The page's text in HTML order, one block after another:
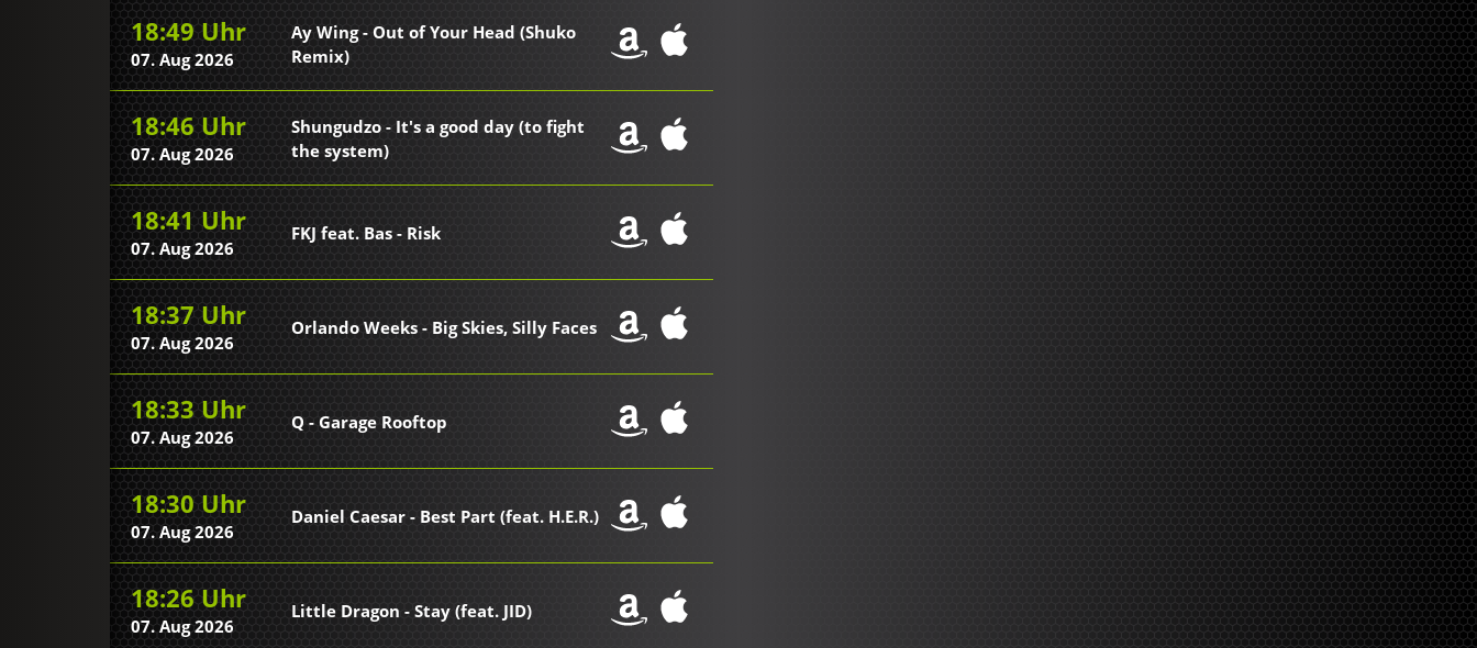
18:49 Uhr
07. Aug 2026
Ay Wing - Out of Your Head (Shuko
Remix)
18:46 Uhr
07. Aug 2026
Shungudzo - It's a good day (to fight
the system)
18:41 Uhr
07. Aug 2026
FKJ feat. Bas - Risk
18:37 Uhr
07. Aug 2026
Orlando Weeks - Big Skies, Silly Faces
18:33 Uhr
07. Aug 2026
Q - Garage Rooftop
18:30 Uhr
07. Aug 2026
Daniel Caesar - Best Part (feat. H.E.R.)
18:26 Uhr
07. Aug 2026
Little Dragon - Stay (feat. JID)